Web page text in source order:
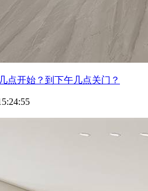
点开始？到下午几点关门？